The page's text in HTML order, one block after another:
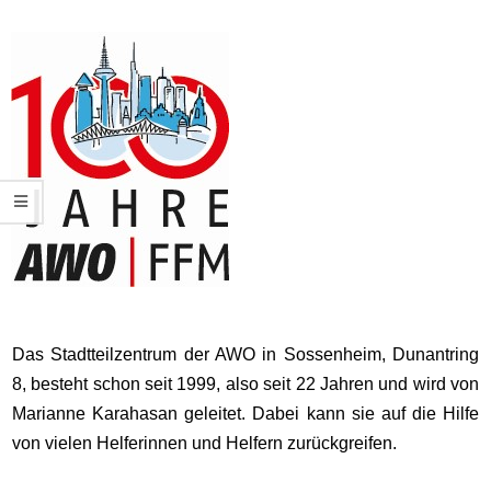
Das Stadtteilzentrum der AWO in Sossenheim, Dunantring
8, besteht schon seit 1999, also seit 22 Jahren und wird von
Marianne Karahasan geleitet. Dabei kann sie auf die Hilfe
von vielen Helferinnen und Helfern zurückgreifen.